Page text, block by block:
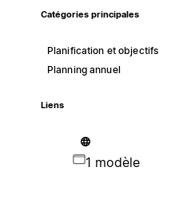
Catégories principales
Planification et objectifs
Planning annuel
Liens
1 modèle